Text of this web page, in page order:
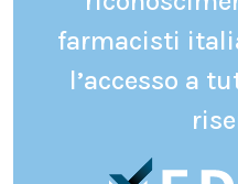
farmacisti
l’accesso a